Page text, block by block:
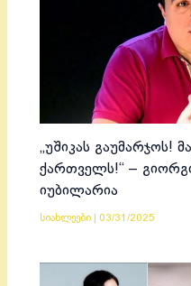
„უშიკას გაუმარჯოს!
ქართველს!“ –
იუბილარია
სიახლეები 03/31/2025